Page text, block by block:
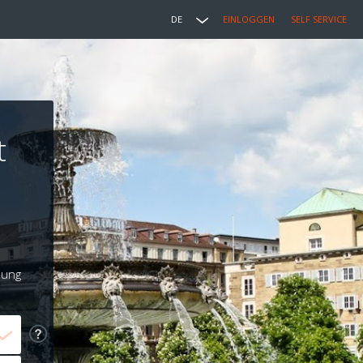
DE EINLOGGEN SELF SERVICE